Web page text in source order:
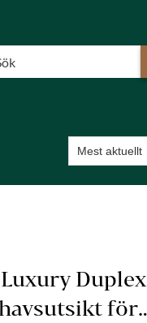
Mest aktuellt
Duplex
för